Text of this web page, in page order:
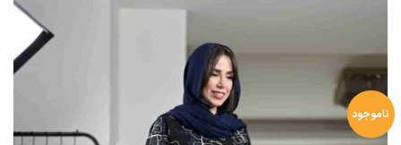
ناموجود